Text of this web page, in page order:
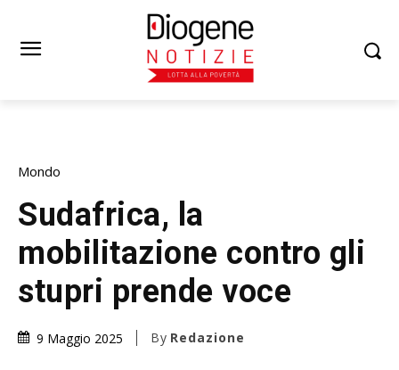
Mondo
Sudafrica, la
mobilitazione contro gli
stupri prende voce
9 Maggio 2025 By Redazione